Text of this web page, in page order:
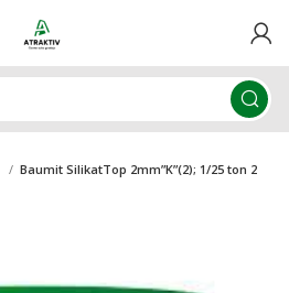
Baumit SilikatTop 2mm”K”(2); 1/25 ton 2